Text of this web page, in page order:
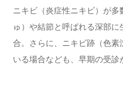
ニキビ（炎症性ニキビ）が
ゅ）や結節と呼ばれる深部
合。さらに、ニキビ跡（色素
いる場合なども、早期の受診